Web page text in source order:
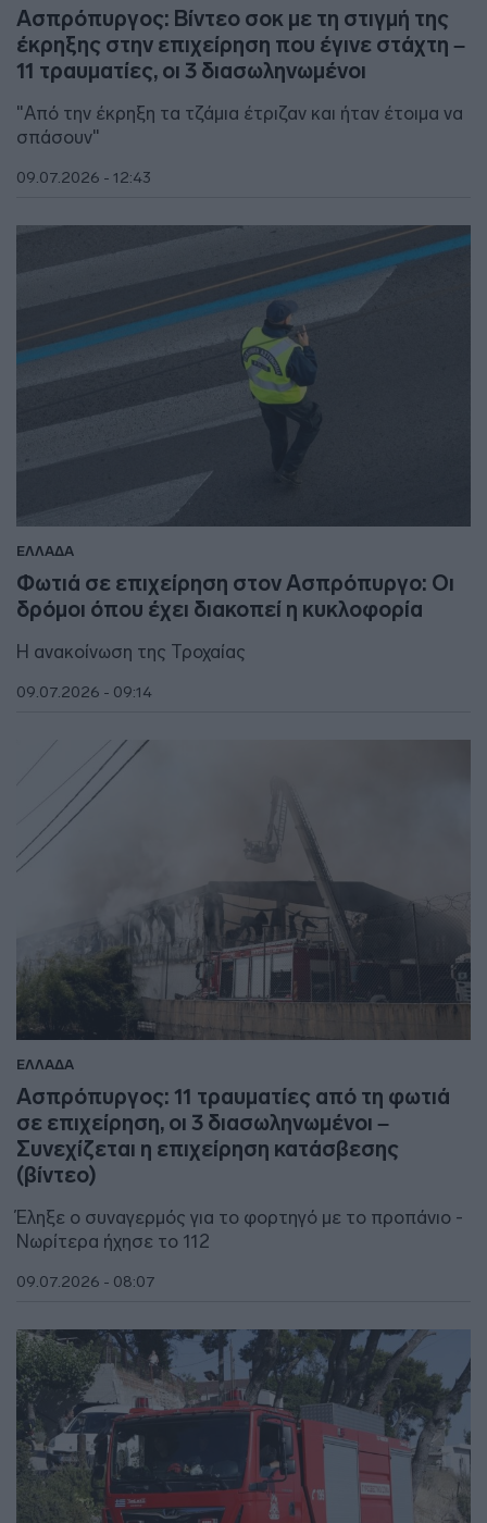
Ασπρόπυργος: Βίντεο σοκ με τη στιγμή της
έκρηξης στην επιχείρηση που έγινε στάχτη –
11 τραυματίες, οι 3 διασωληνωμένοι
"Από την έκρηξη τα τζάμια έτριζαν και ήταν έτοιμα να
σπάσουν"
09.07.2026 - 12:43
ΕΛΛΑΔΑ
Φωτιά σε επιχείρηση στον Ασπρόπυργο: Οι
δρόμοι όπου έχει διακοπεί η κυκλοφορία
Η ανακοίνωση της Τροχαίας
09.07.2026 - 09:14
ΕΛΛΑΔΑ
Ασπρόπυργος: 11 τραυματίες από τη φωτιά
σε επιχείρηση, οι 3 διασωληνωμένοι –
Συνεχίζεται η επιχείρηση κατάσβεσης
(βίντεο)
Έληξε ο συναγερμός για το φορτηγό με το προπάνιο -
Νωρίτερα ήχησε το 112
09.07.2026 - 08:07